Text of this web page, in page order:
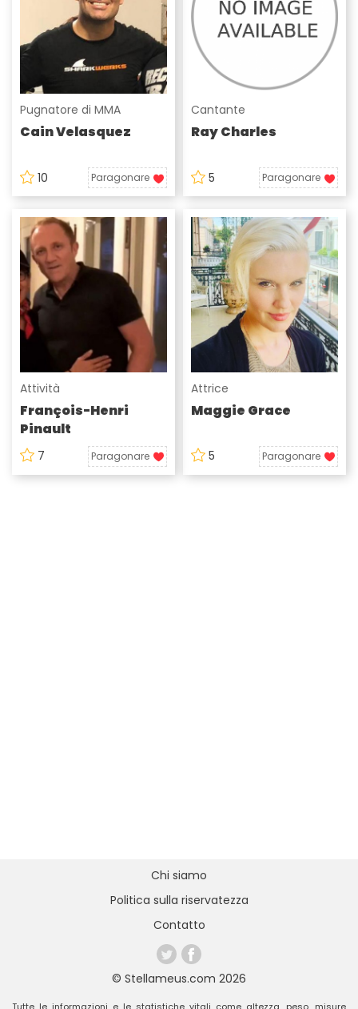
Pugnatore di MMA
Cain Velasquez
10 Paragonare
Cantante
Ray Charles
5 Paragonare
Attività
François-Henri
Pinault
7 Paragonare
Attrice
Maggie Grace
5 Paragonare
© Stellameus.com 2026
Chi siamo
Politica sulla riservatezza
Contatto